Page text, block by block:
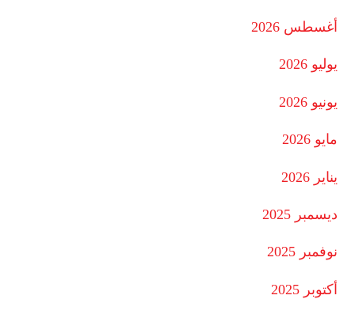
أغسطس 2026
يوليو 2026
يونيو 2026
مايو 2026
يناير 2026
ديسمبر 2025
نوفمبر 2025
أكتوبر 2025